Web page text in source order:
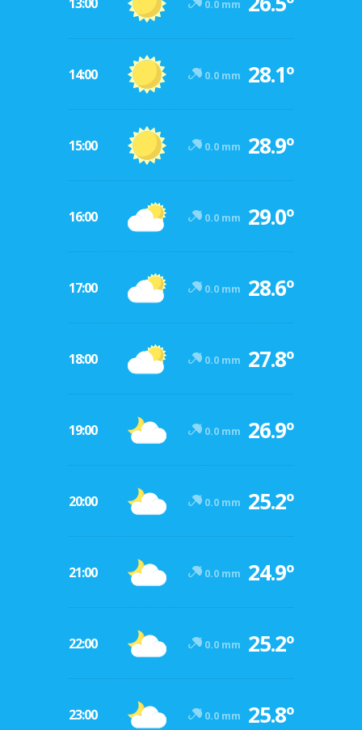
0.0 mm
14:00 0.0 mm 28.1º
15:00 0.0 mm 28.9º
16:00 0.0 mm 29.0º
17:00 0.0 mm 28.6º
18:00 0.0 mm 27.8º
19:00 0.0 mm 26.9º
20:00 0.0 mm 25.2º
21:00 0.0 mm 24.9º
22:00 0.0 mm 25.2º
23:00 0.0 mm 25.8º